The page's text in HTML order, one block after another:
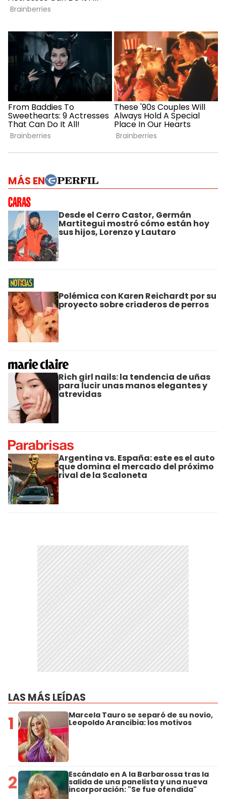
MÁS EN
Desde el Cerro Castor, Germán
Martitegui mostró cómo están hoy
sus hijos, Lorenzo y Lautaro
Polémica con Karen Reichardt por su
proyecto sobre criaderos de perros
Rich girl nails: la tendencia de uñas
para lucir unas manos elegantes y
atrevidas
Argentina vs. España: este es el auto
que domina el mercado del próximo
rival de la Scaloneta
LAS MÁS LEÍDAS
1 Marcela Tauro se separó de su novio,
Leopoldo Arancibia: los motivos
2 Escándalo en A la Barbarossa tras la
salida de una panelista y una nueva
incorporación: "Se fue ofendida"